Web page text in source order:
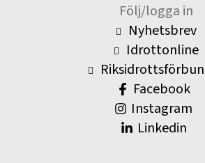
Följ/logga in
Nyhetsbrev
Idrottonline
Facebook
Instagram
Linkedin